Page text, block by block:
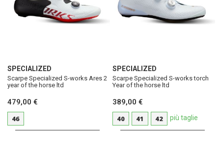
SPECIALIZED
Scarpe Specialized S-works Ares 2
year of the horse ltd
479,00 €
46
SPECIALIZED
Scarpe Specialized S-works torch
Year of the horse ltd
389,00 €
40
41 42 più taglie